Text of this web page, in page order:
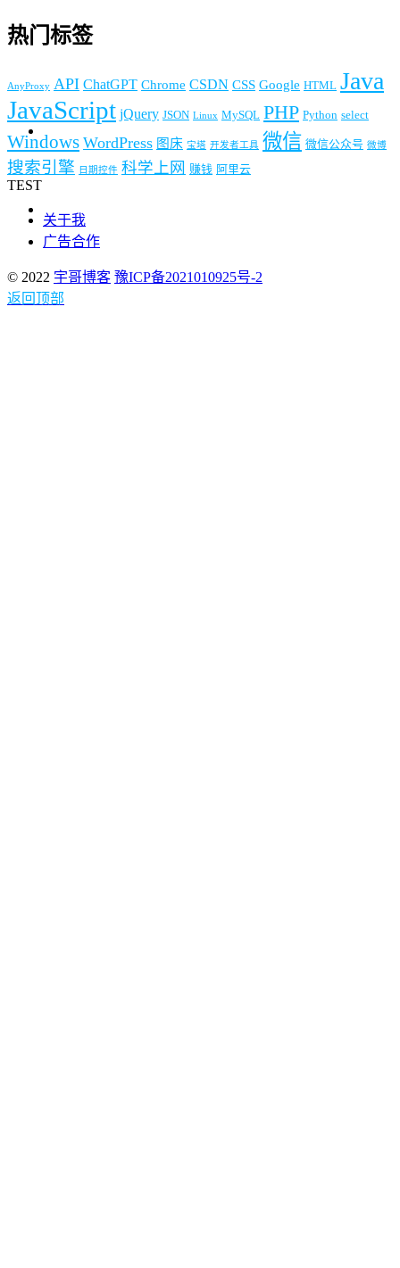
热门标签
AnyProxy API ChatGPT Chrome CSDN CSS Google HTML Java
JavaScript jQuery JSON Linux MySQL PHP Python select
Windows WordPress 图床 宝塔 开发者工具 微信 微信公众号 微博
搜索引擎 日期控件 科学上网 赚钱 阿里云
TEST
关于我
广告合作
© 2022 宇哥博客 豫ICP备2021010925号-2
返回顶部